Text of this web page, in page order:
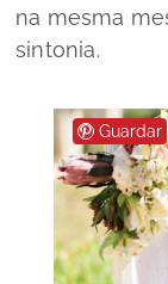
na mesma
sintonia.
Guardar